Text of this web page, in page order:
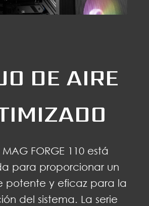
DE AIRE
FORGE 110 está
para proporcionar un
potente y eficaz para la
del sistema. La serie